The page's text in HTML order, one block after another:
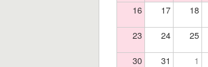
16 17 18
23 24 25
30 31 1